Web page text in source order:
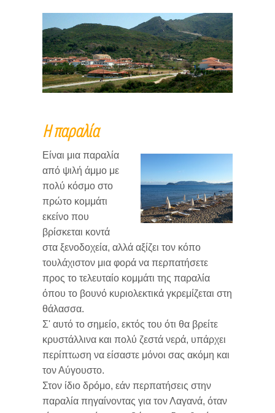
Η παραλία
Είναι μια παραλία
από ψιλή άμμο με
πολύ κόσμο στο
πρώτο κομμάτι
εκείνο που
βρίσκεται κοντά
στα ξενοδοχεία, αλλά αξίζει τον κόπο
τουλάχιστον μια φορά να περπατήσετε
προς το τελευταίο κομμάτι της παραλία
όπου το βουνό κυριολεκτικά γκρεμίζεται στη
θάλασσα.
Σ' αυτό το σημείο, εκτός του ότι θα βρείτε
κρυστάλλινα και πολύ ζεστά νερά, υπάρχει
περίπτωση να είσαστε μόνοι σας ακόμη και
τον Αύγουστο.
Στον ίδιο δρόμο, εάν περπατήσεις στην
παραλία πηγαίνοντας για τον Λαγανά, όταν